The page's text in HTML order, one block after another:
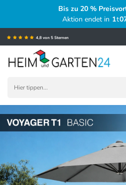
Bis zu 20 %
Aktion endet in 1t
4,8 von 5 Sternen